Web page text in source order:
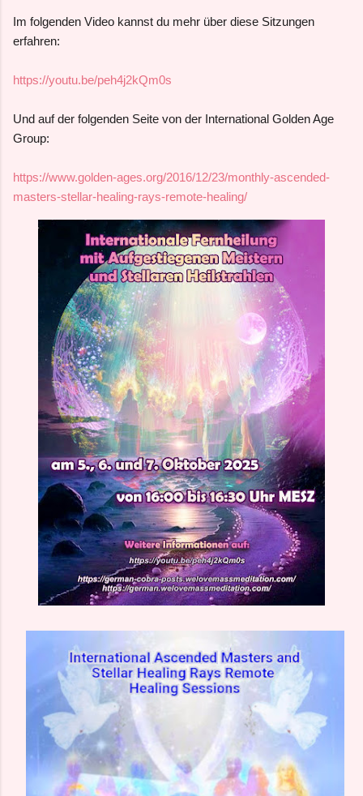
Im folgenden Video kannst du mehr über diese Sitzungen
erfahren:
https://youtu.be/peh4j2kQm0s
Und auf der folgenden Seite von der International Golden Age
Group:
https://www.golden-ages.org/2016/12/23/monthly-ascended-
masters-stellar-healing-rays-remote-healing/